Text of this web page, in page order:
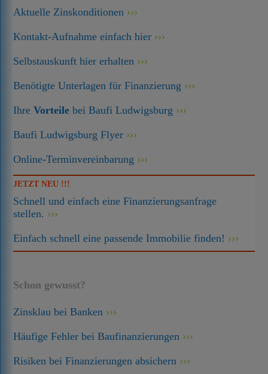
Aktuelle Zinskonditionen
Kontakt-Aufnahme einfach hier
Selbstauskunft hier erhalten
Benötigte Unterlagen für Finanzierung
IhreVorteile bei Baufi Ludwigsburg
Baufi Ludwigsburg Flyer
Online-Terminvereinbarung
JETZT NEU !!!
Schnell und einfach eine Finanzierungsanfrage
stellen.
Einfach schnell eine passende Immobilie finden!
Schon gewusst?
Zinsklau bei Banken
Häufige Fehler bei Baufinanzierungen
Risiken bei Finanzierungen absichern